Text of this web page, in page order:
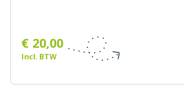
€ 20,00
Incl. BTW